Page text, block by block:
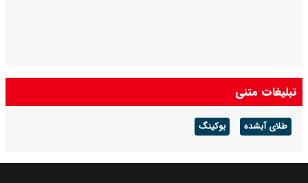
تبلیغات متنی
طلای آبشده بوکینگ